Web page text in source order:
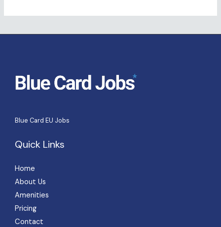
Blue Card EU Jobs
Quick Links
Home
About Us
Amenities
Pricing
Contact